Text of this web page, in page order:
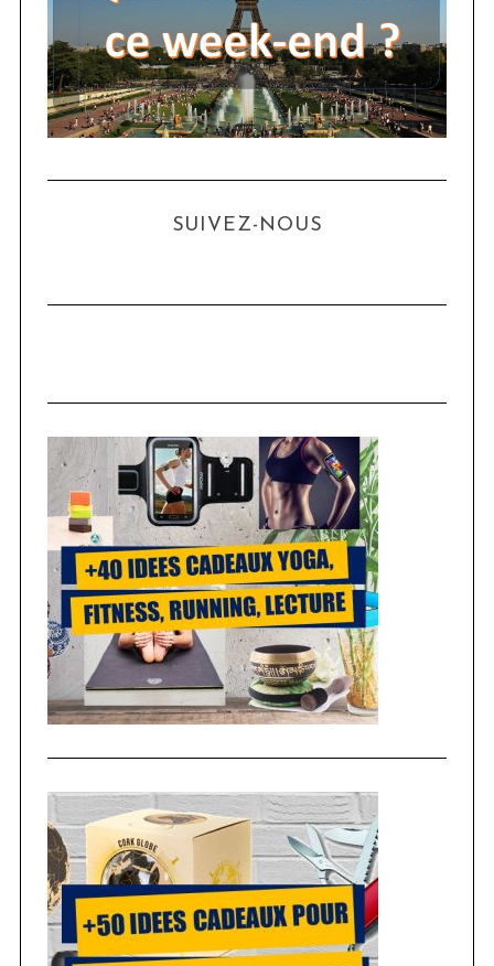
SUIVEZ-NOUS